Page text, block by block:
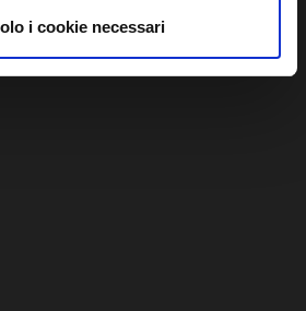
i cookie necessari